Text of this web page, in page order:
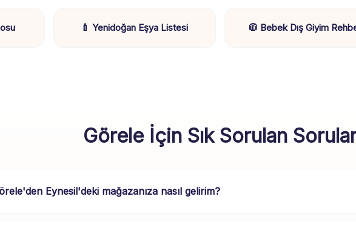
🍼 Yenidoğan Eşya Listesi 🧥 Bebek Dış Giyim
Görele İçin Sık Sorulan
Eynesil'deki mağazanıza nasıl gelirim?